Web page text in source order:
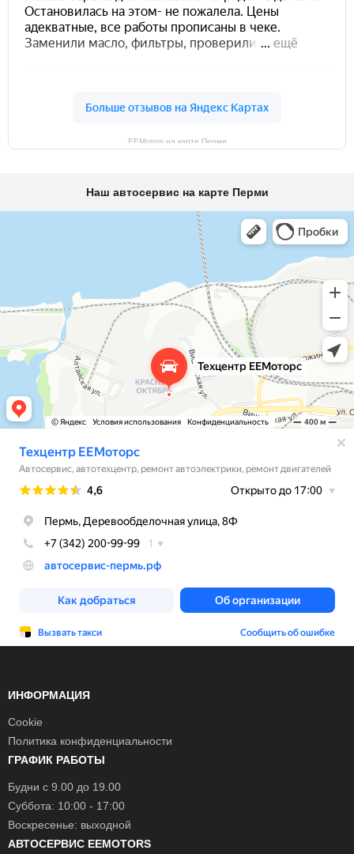
EEMotors на карте Перми
Наш автосервис на карте Перми
ИНФОРМАЦИЯ
Cookie
Политика конфиденциальности
ГРАФИК РАБОТЫ
Будни с 9.00 до 19.00
Суббота: 10:00 - 17:00
Воскресенье: выходной
АВТОСЕРВИС EEMOTORS